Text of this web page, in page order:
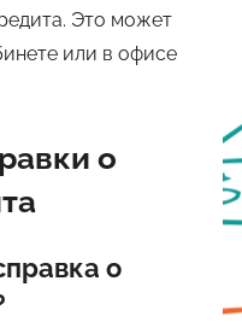
Это может
или в офисе
о
о